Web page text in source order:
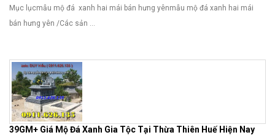
Mục lụcmẫu mộ đá xanh hai mái bán hưng yênmẫu mộ đá xanh hai mái
bán hưng yên /Các sản ...
39GM+ Giá Mộ Đá Xanh Gia Tộc Tại Thừa Thiên Huế Hiện Nay